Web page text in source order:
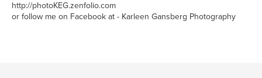
http://photoKEG.zenfolio.com
or follow me on Facebook at - Karleen Gansberg Photography